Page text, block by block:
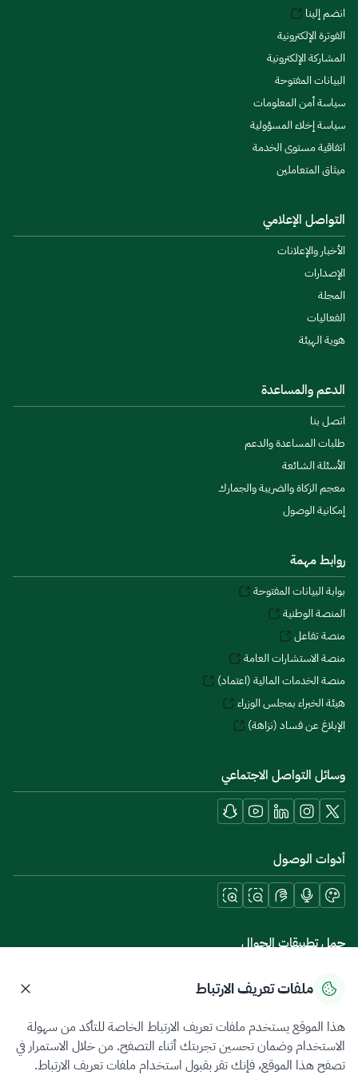
انضم إلينا
الفوترة الإلكترونية
المشاركة الإلكترونية
البيانات المفتوحة
سياسة أمن المعلومات
سياسة إخلاء المسؤولية
اتفاقية مستوى الخدمة
ميثاق المتعاملين
التواصل الإعلامي
الأخبار والإعلانات
الإصدارات
المجلة
الفعاليات
هوية الهيئة
الدعم والمساعدة
اتصل بنا
طلبات المساعدة والدعم
الأسئلة الشائعة
معجم الزكاة والضريبة والجمارك
إمكانية الوصول
روابط مهمة
بوابة البيانات المفتوحة
المنصة الوطنية
منصة تفاعل
منصة الاستشارات العامة
منصة الخدمات المالية (اعتماد)
هيئة الخبراء بمجلس الوزراء
الإبلاغ عن فساد (نزاهة)
وسائل التواصل الاجتماعي
أدوات الوصول
حمل تطبيقات الجوال
سياسة الخصوصيةشروط الاستخدامخريطة الموقع
ملفات تعريف الارتباط
هذا الموقع يستخدم ملفات تعريف الارتباط الخاصة للتأكد من سهولة
الاستخدام وضمان تحسين تجربتك أثناء التصفح. من خلال الاستمرار في
تصفح هذا الموقع، فإنك تقر بقبول استخدام ملفات تعريف الارتباط.